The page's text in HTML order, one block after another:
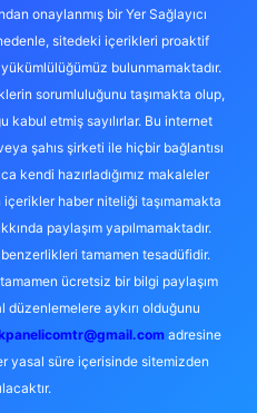
onaylanmış bir Yer Sağlayıcı
sitedeki içerikleri proaktif
bulunmamaktadır.
sorumluluğunu taşımakta olup,
etmiş sayılırlar. Bu internet
şahıs şirketi ile hiçbir bağlantısı
kendi hazırladığımız makaleler
içerikler haber niteliği taşımamakta
paylaşım yapılmamaktadır.
tamamen tesadüfidir.
ücretsiz bir bilgi paylaşım
aykırı olduğunu
adresine
yasal süre içerisinde sitemizden